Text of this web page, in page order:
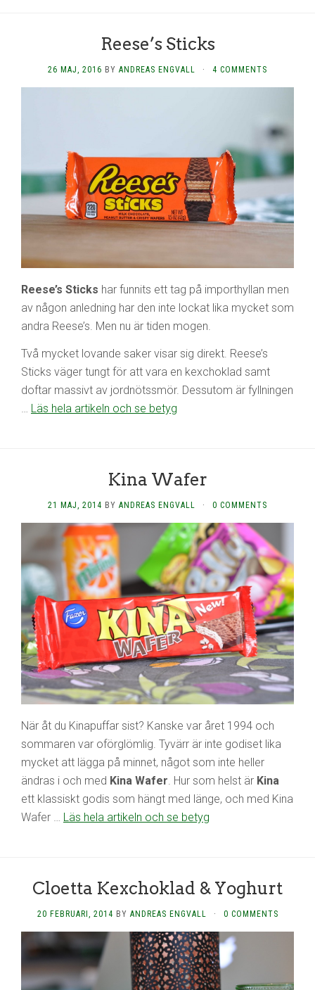
Reese’s Sticks
26 MAJ, 2016 BY ANDREAS ENGVALL · 4 COMMENTS
Reese’s Sticks har funnits ett tag på importhyllan men
av någon anledning har den inte lockat lika mycket som
andra Reese’s. Men nu är tiden mogen.
Två mycket lovande saker visar sig direkt. Reese’s
Sticks väger tungt för att vara en kexchoklad samt
doftar massivt av jordnötssmör. Dessutom är fyllningen
… Läs hela artikeln och se betyg
Kina Wafer
21 MAJ, 2014 BY ANDREAS ENGVALL · 0 COMMENTS
När åt du Kinapuffar sist? Kanske var året 1994 och
sommaren var oförglömlig. Tyvärr är inte godiset lika
mycket att lägga på minnet, något som inte heller
ändras i och med Kina Wafer . Hur som helst är Kina
ett klassiskt godis som hängt med länge, och med Kina
Wafer … Läs hela artikeln och se betyg
Cloetta Kexchoklad & Yoghurt
20 FEBRUARI, 2014 BY ANDREAS ENGVALL · 0 COMMENTS